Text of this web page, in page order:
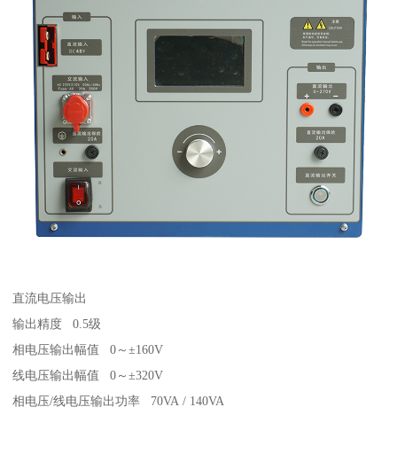
直流电压输出
输出精度 0.5级
相电压输出幅值 0～±160V
线电压输出幅值 0～±320V
相电压/线电压输出功率 70VA / 140VA